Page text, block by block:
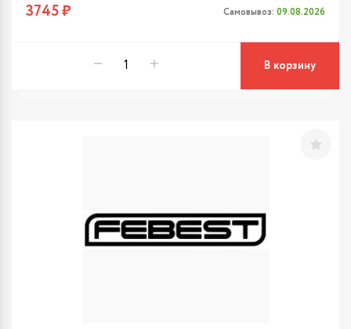
3745 ₽ Самовывоз: 09.08.2026
В корзину